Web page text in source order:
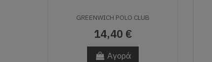
GREENWICH POLO CLUB
14,40 €
Αγορά